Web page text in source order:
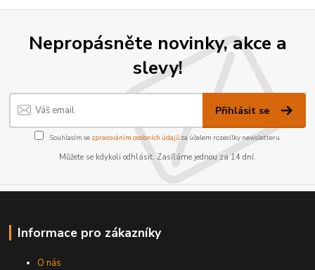
Nepropásněte novinky, akce a
slevy!
Přihlásit se
Souhlasím se zpracováním osobních údajůza účelem rozesílky newsletteru.
Můžete se kdykoli odhlásit. Zasíláme jednou za 14 dní.
Informace pro zákazníky
O nás